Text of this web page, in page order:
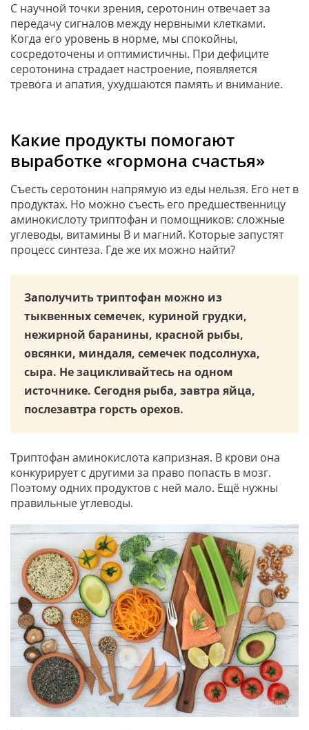
С научной точки зрения, серотонин отвечает за
передачу сигналов между нервными клетками.
Когда его уровень в норме, мы спокойны,
сосредоточены и оптимистичны. При дефиците
серотонина страдает настроение, появляется
тревога и апатия, ухудшаются память и внимание.
Какие продукты помогают
выработке «гормона счастья»
Съесть серотонин напрямую из еды нельзя. Его нет в
продуктах. Но можно съесть его предшественницу
аминокислоту триптофан и помощников: сложные
углеводы, витамины В и магний. Которые запустят
процесс синтеза. Где же их можно найти?
Заполучить триптофан можно из
тыквенных семечек, куриной грудки,
нежирной баранины, красной рыбы,
овсянки, миндаля, семечек подсолнуха,
сыра. Не зацикливайтесь на одном
источнике. Сегодня рыба, завтра яйца,
послезавтра горсть орехов.
Триптофан аминокислота капризная. В крови она
конкурирует с другими за право попасть в мозг.
Поэтому одних продуктов с ней мало. Ещё нужны
правильные углеводы.